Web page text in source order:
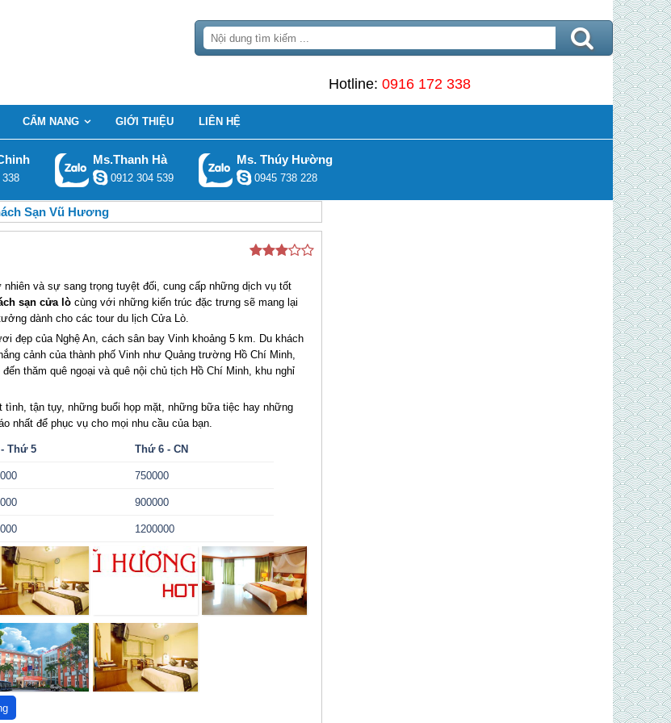
Hotline: 0916 172 338
CẨM NANG GIỚI THIỆU LIÊN HỆ
338
Ms.Thanh Hà
0912 304 539
Ms. Thúy Hường
0945 738 228
Sạn Vũ Hương
và sự sang trọng tuyệt đối, cung cấp những dịch vụ tốt
sạn cửa lò cùng với những kiến trúc đặc trưng sẽ mang lại
dành cho các tour du lịch Cửa Lò.
đẹp của Nghệ An, cách sân bay Vinh khoảng 5 km. Du khách
cảnh của thành phố Vinh như Quảng trường Hồ Chí Minh,
thăm quê ngoại và quê nội chủ tịch Hồ Chí Minh, khu nghỉ
tận tụy, những buổi họp mặt, những bữa tiệc hay những
nhất để phục vụ cho mọi nhu cầu của bạn.
Thứ 5 Thứ 6 - CN
750000
900000
1200000